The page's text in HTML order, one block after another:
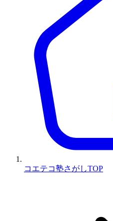
コエテコ塾さがしTOP